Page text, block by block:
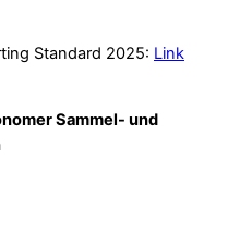
Standard 2025: Link
Sammel- und